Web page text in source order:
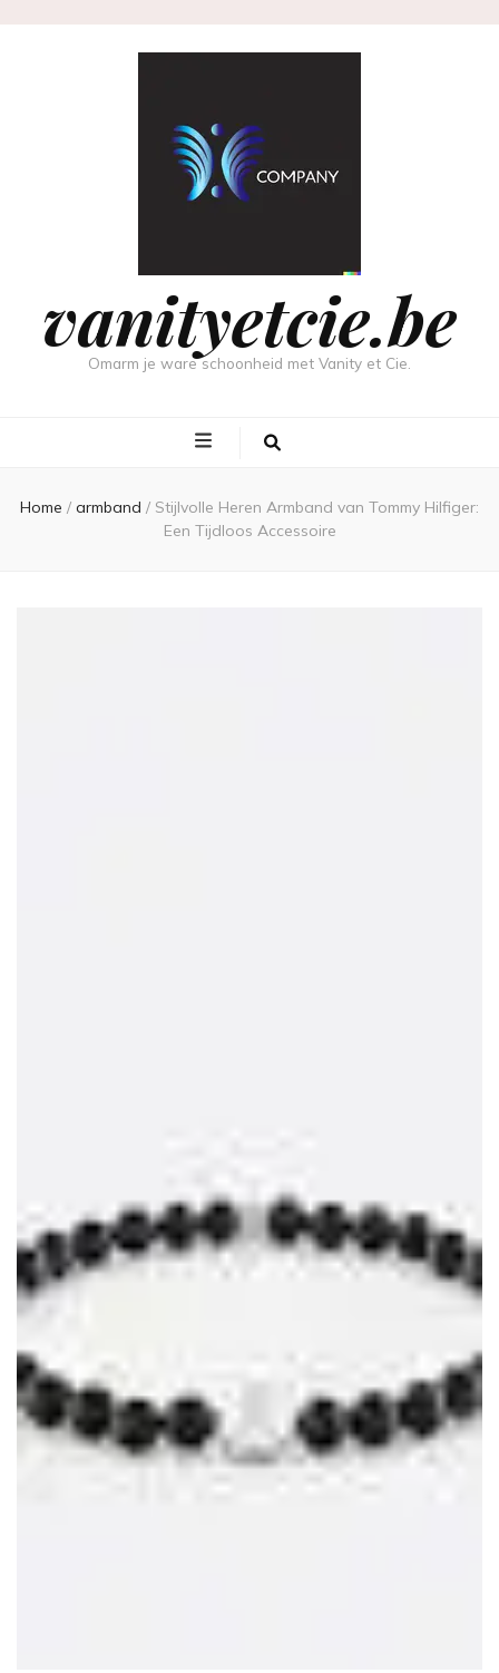
vanityetcie.be
Omarm je ware schoonheid met Vanity et Cie.
Home / armband / Stijlvolle Heren Armband van Tommy Hilfiger:
Een Tijdloos Accessoire